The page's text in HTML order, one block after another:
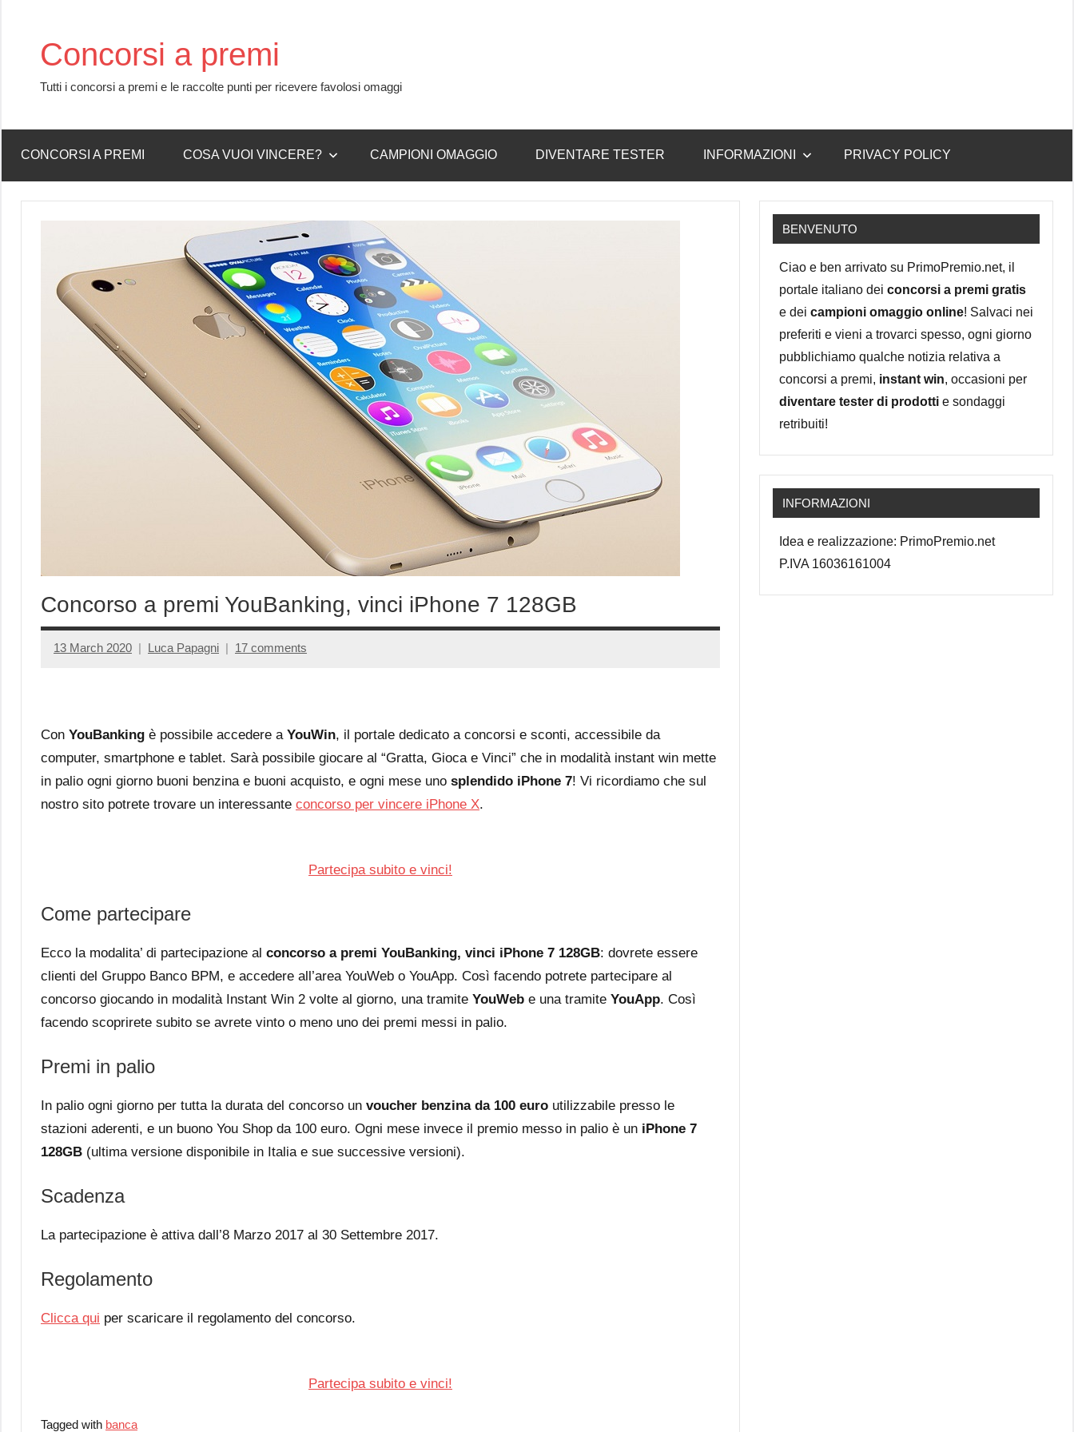
contentConcorsi a premi
Tutti i concorsi a premi e le raccolte punti per ricevere favolosi omaggi
CONCORSI A PREMI COSA VUOI VINCERE? CAMPIONI OMAGGIO DIVENTARE TESTER INFORMAZIONI PRIVACY POLICY
Concorso a premi YouBanking, vinci iPhone 7 128GB
13 March 2020 Luca Papagni 17 comments
Con YouBanking è possibile accedere a YouWin, il portale dedicato a concorsi e sconti, accessibile da
computer, smartphone e tablet. Sarà possibile giocare al “Gratta, Gioca e Vinci” che in modalità instant win mette
in palio ogni giorno buoni benzina e buoni acquisto, e ogni mese uno splendido iPhone 7! Vi ricordiamo che sul
nostro sito potrete trovare un interessante concorso per vincere iPhone X.
Partecipa subito e vinci!
Come partecipare
Ecco la modalita’ di partecipazione al concorso a premi YouBanking, vinci iPhone 7 128GB: dovrete essere
clienti del Gruppo Banco BPM, e accedere all’area YouWeb o YouApp. Così facendo potrete partecipare al
concorso giocando in modalità Instant Win 2 volte al giorno, una tramite YouWeb e una tramite YouApp. Così
facendo scoprirete subito se avrete vinto o meno uno dei premi messi in palio.
Premi in palio
In palio ogni giorno per tutta la durata del concorso un voucher benzina da 100 euro utilizzabile presso le
stazioni aderenti, e un buono You Shop da 100 euro. Ogni mese invece il premio messo in palio è un iPhone 7
128GB (ultima versione disponibile in Italia e sue successive versioni).
Scadenza
La partecipazione è attiva dall’8 Marzo 2017 al 30 Settembre 2017.
Regolamento
Clicca qui per scaricare il regolamento del concorso.
Partecipa subito e vinci!
Tagged with banca
BENVENUTO
Ciao e ben arrivato su PrimoPremio.net, il
portale italiano dei concorsi a premi gratis
e dei campioni omaggio online! Salvaci nei
preferiti e vieni a trovarci spesso, ogni giorno
pubblichiamo qualche notizia relativa a
concorsi a premi, instant win, occasioni per
diventare tester di prodotti e sondaggi
retribuiti!
INFORMAZIONI
Idea e realizzazione: PrimoPremio.net
P.IVA 16036161004